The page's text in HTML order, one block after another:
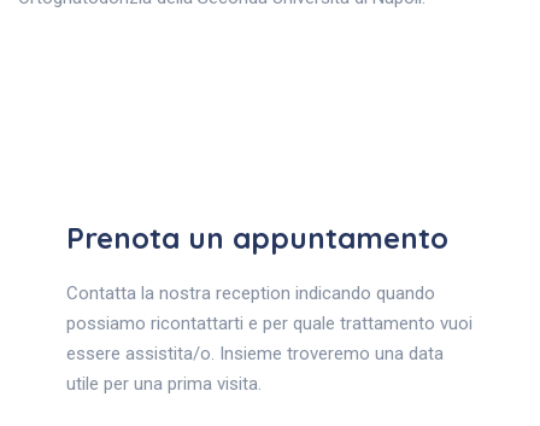
Prenota un appuntamento
Contatta la nostra reception indicando quando
possiamo ricontattarti e per quale trattamento vuoi
essere assistita/o. Insieme troveremo una data
utile per una prima visita.